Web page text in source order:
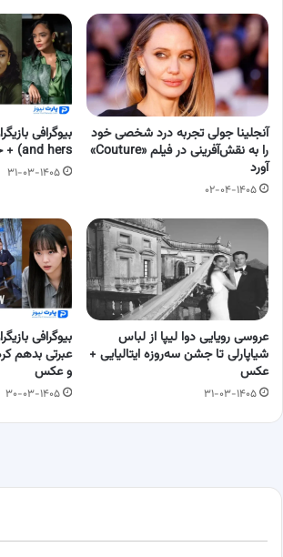
آنجلینا جولی تجربه درد شخصی خود
را به نقش‌آفرینی در فیلم «Couture»
آورد
۰۲-۰۴-۱۴۰۵
and hers) + خلاصه داستان و عکس
۳۱-۰۳-۱۴۰۵
عروسی رویایی دوا لیپا از لباس
شیاپارلی تا جشن سه‌روزه ایتالیایی +
عکس
۳۱-۰۳-۱۴۰۵
بیوگرافی
عبرتی بدهم
و عکس
۳۰-۰۳-۱۴۰۵